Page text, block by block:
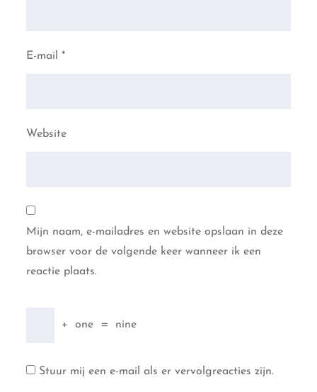
E-mail*
Website
Mijn naam, e-mailadres en website opslaan in deze
browser voor de volgende keer wanneer ik een
reactie plaats.
+ one = nine
Stuur mij een e-mail als er vervolgreacties zijn.